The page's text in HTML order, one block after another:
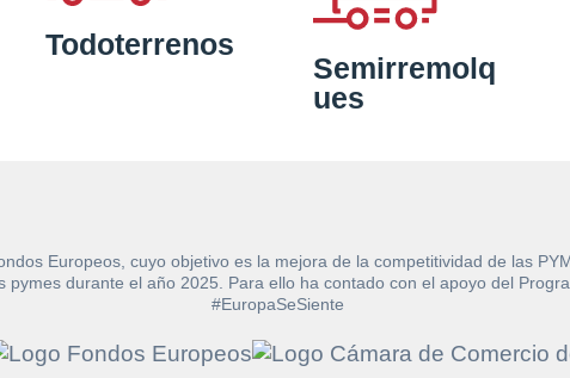
Todoterrenos
Semirremolq
ues
Europeos, cuyo objetivo es la mejora de la competitividad de las
durante el año 2025. Para ello ha contado con el apoyo del
#EuropaSeSiente